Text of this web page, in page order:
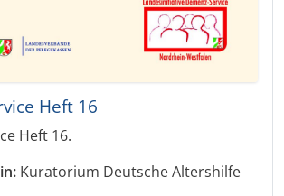
Heft 16
Heft 16.
Kuratorium Deutsche Altershilfe